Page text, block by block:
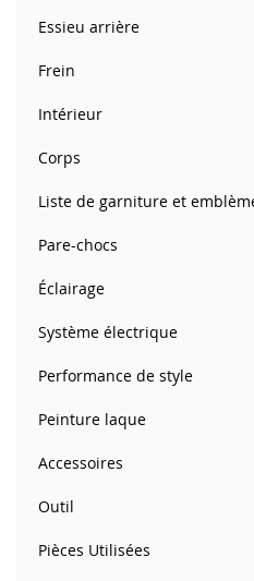
Essieu arrière
Frein
Intérieur
Corps
Liste de garniture et
Pare-chocs
Éclairage
Système électrique
Performance de style
Peinture laque
Accessoires
Outil
Pièces Utilisées